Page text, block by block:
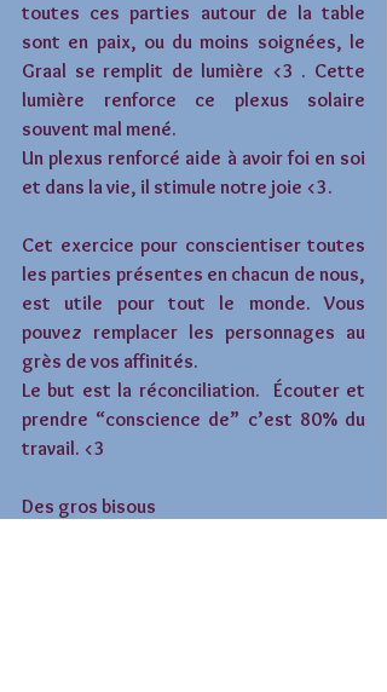
toutes ces parties autour de la table
sont en paix, ou du moins soignées, le
Graal se remplit de lumière <3 . Cette
lumière renforce ce plexus solaire
souvent mal mené.
Un plexus renforcé aide à avoir foi en soi
et dans la vie, il stimule notre joie <3.
Cet exercice pour conscientiser toutes
les parties présentes en chacun de nous,
est utile pour tout le monde. Vous
pouvez remplacer les personnages au
grès de vos affinités.
Le but est la réconciliation.  Écouter et
prendre “conscience de” c’est 80% du
travail. <3
Des gros bisous